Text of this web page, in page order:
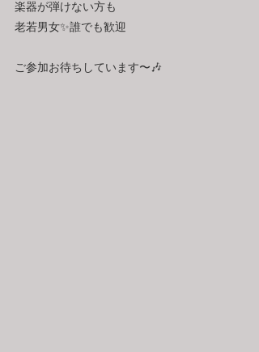
楽器が弾けない方も
老若男女✨誰でも歓迎
ご参加お待ちしています〜🎶